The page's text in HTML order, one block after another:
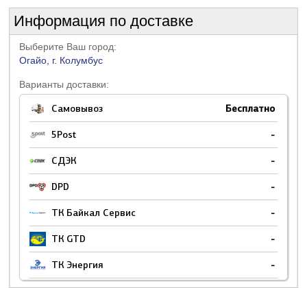
Информация по доставке
Выберите Ваш город:
Огайо, г. Колумбус
Варианты доставки:
Самовывоз Бесплатно
5Post -
СДЭК -
DPD -
ТК Байкал Сервис -
ТК GTD -
ТК Энергия -